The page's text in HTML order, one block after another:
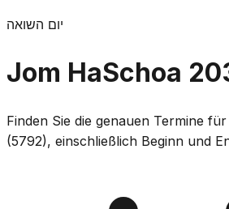
יום השואה
Jom HaSchoa
Finden Sie die genauen Termine
(5792), einschließlich Beginn und